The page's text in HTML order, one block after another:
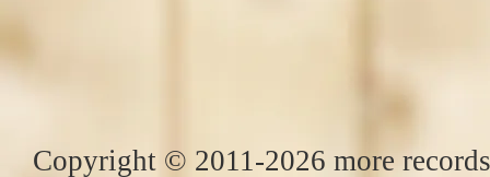
Copyright © 2011-2026 more